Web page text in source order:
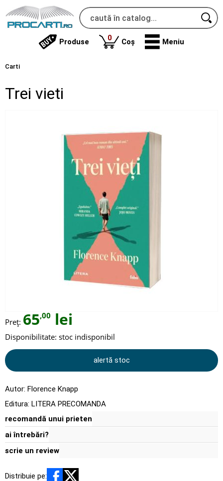
Produse 0produse
Coș Meniu
Carti
Trei vieti
Preț: 65,00 lei
Disponibilitate: stoc indisponibil
alertă stoc
Autor: Florence Knapp
Editura: LITERA PRECOMANDA
recomandă unui prieten
ai întrebări?
scrie un review
Distribuie pe: